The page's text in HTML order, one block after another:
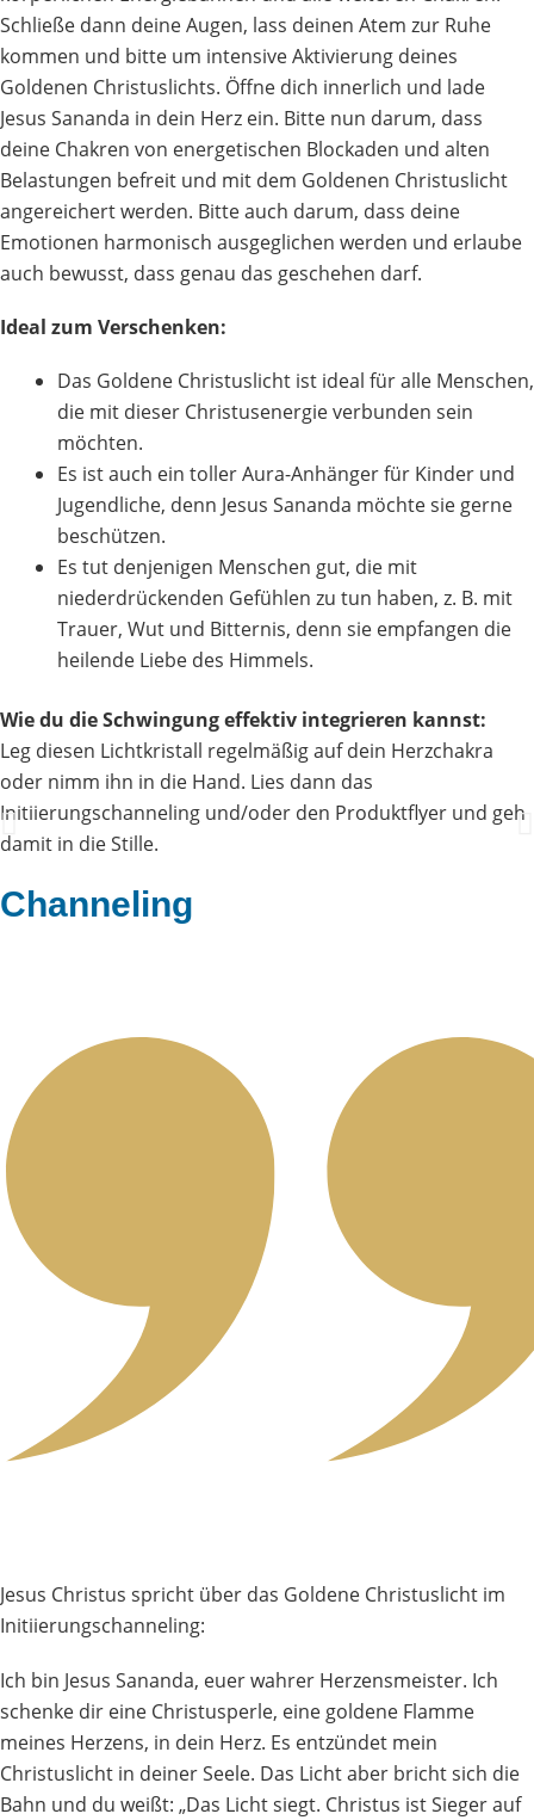
Schließe dann deine Augen, lass deinen Atem zur Ruhe
kommen und bitte um intensive Aktivierung deines
Goldenen Christuslichts. Öffne dich innerlich und lade
Jesus Sananda in dein Herz ein. Bitte nun darum, dass
deine Chakren von energetischen Blockaden und alten
Belastungen befreit und mit dem Goldenen Christuslicht
angereichert werden. Bitte auch darum, dass deine
Emotionen harmonisch ausgeglichen werden und erlaube
auch bewusst, dass genau das geschehen darf.
Ideal zum Verschenken:
Das Goldene Christuslicht ist ideal für alle Menschen,
die mit dieser Christusenergie verbunden sein
möchten.
Es ist auch ein toller Aura-Anhänger für Kinder und
Jugendliche, denn Jesus Sananda möchte sie gerne
beschützen.
Es tut denjenigen Menschen gut, die mit
niederdrückenden Gefühlen zu tun haben, z. B. mit
Trauer, Wut und Bitternis, denn sie empfangen die
heilende Liebe des Himmels.
Wie du die Schwingung effektiv integrieren kannst:
Leg diesen Lichtkristall regelmäßig auf dein Herzchakra
oder nimm ihn in die Hand. Lies dann das
Initiierungschanneling und/oder den Produktflyer und geh
damit in die Stille.
Channeling
Jesus Christus spricht über das Goldene Christuslicht im
Initiierungschanneling:
Ich bin Jesus Sananda, euer wahrer Herzensmeister. Ich
schenke dir eine Christusperle, eine goldene Flamme
meines Herzens, in dein Herz. Es entzündet mein
Christuslicht in deiner Seele. Das Licht aber bricht sich die
Bahn und du weißt: „Das Licht siegt. Christus ist Sieger auf